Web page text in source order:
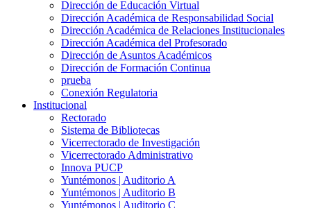
Dirección de Educación Virtual
Dirección Académica de Responsabilidad Social
Dirección Académica de Relaciones Institucionales
Dirección Académica del Profesorado
Dirección de Asuntos Académicos
Dirección de Formación Continua
prueba
Conexión Regulatoria
Institucional
Rectorado
Sistema de Bibliotecas
Vicerrectorado de Investigación
Vicerrectorado Administrativo
Innova PUCP
Yuntémonos | Auditorio A
Yuntémonos | Auditorio B
Yuntémonos | Auditorio C